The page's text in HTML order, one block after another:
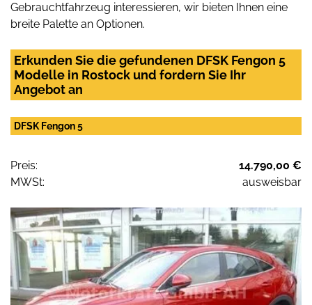
Gebrauchtfahrzeug interessieren, wir bieten Ihnen eine
breite Palette an Optionen.
Erkunden Sie die gefundenen DFSK Fengon 5
Modelle in Rostock und fordern Sie Ihr
Angebot an
DFSK Fengon 5
Preis:
14.790,00 €
MWSt:
ausweisbar